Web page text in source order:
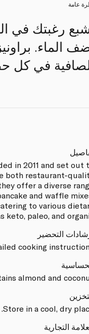
عامة
رغبتك في
في كل
in 2011 and set out
both restaurant-
offer a diverse
and waffle
to various
keto, paleo, and
التحضير
cooking
almond and
Store in a cool, dry
التجارية